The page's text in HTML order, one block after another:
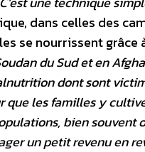
dans celles des
se nourrissent grâce
du Sud et en
dont sont
que les familles y
bien souvent
un petit revenu en